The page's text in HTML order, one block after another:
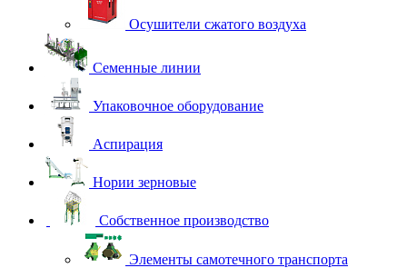
Осушители сжатого воздуха
Семенные линии
Упаковочное оборудование
Аспирация
Нории зерновые
Собственное производство
Элементы самотечного транспорта